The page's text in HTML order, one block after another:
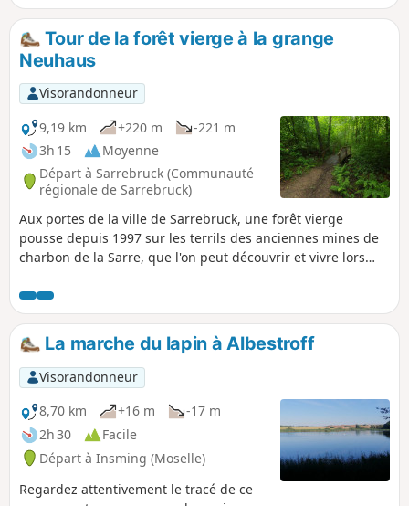
Tour de la forêt vierge à la grange
Neuhaus
Visorandonneur
9,19 km
+220 m
-221 m
3h 15
Moyenne
Départ à Sarrebruck (Communauté
régionale de Sarrebruck)
Aux portes de la ville de Sarrebruck, une forêt vierge
pousse depuis 1997 sur les terrils des anciennes mines de
charbon de la Sarre, que l'on peut découvrir et vivre lors
protection naturelle et il a été renoncé à une exploitation
forestière future.
La marche du lapin à Albestroff
Visorandonneur
8,70 km
+16 m
-17 m
2h 30
Facile
Départ à Insming (Moselle)
Regardez attentivement le tracé de ce